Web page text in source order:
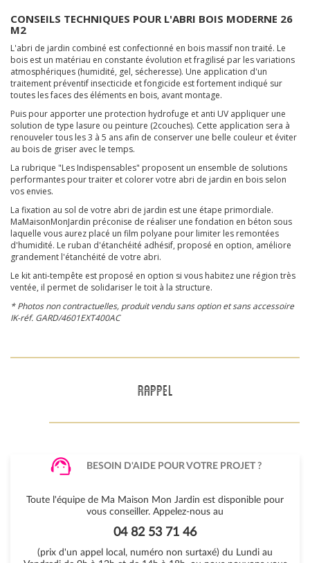
CONSEILS TECHNIQUES POUR L'ABRI BOIS MODERNE 26
M2
L'abri de jardin combiné est confectionné en bois massif non traité. Le
bois est un matériau en constante évolution et fragilisé par les variations
atmosphériques (humidité, gel, sécheresse). Une application d'un
traitement préventif insecticide et fongicide est fortement indiqué sur
toutes les faces des éléments en bois, avant montage.
Puis pour apporter une protection hydrofuge et anti UV appliquer une
solution de type lasure ou peinture (2couches). Cette application sera à
renouveler tous les 3 à 5 ans afin de conserver une belle couleur et éviter
au bois de griser avec le temps.
La rubrique "Les Indispensables" proposent un ensemble de solutions
performantes pour traiter et colorer votre abri de jardin en bois selon
vos envies.
La fixation au sol de votre abri de jardin est une étape primordiale.
MaMaisonMonJardin préconise de réaliser une fondation en béton sous
laquelle vous aurez placé un film polyane pour limiter les remontées
d'humidité. Le ruban d'étanchéité adhésif, proposé en option, améliore
grandement l'étanchéité de votre abri.
Le kit anti-tempête est proposé en option si vous habitez une région très
ventée, il permet de solidariser le toit à la structure.
* Photos non contractuelles, produit vendu sans option et sans accessoire
IK-réf. GARD/4601EXT400AC
RAPPEL
BESOIN D'AIDE POUR VOTRE PROJET ?
Toute l'équipe de Ma Maison Mon Jardin est disponible pour
vous conseiller. Appelez-nous au
04 82 53 71 46
(prix d'un appel local, numéro non surtaxé) du Lundi au